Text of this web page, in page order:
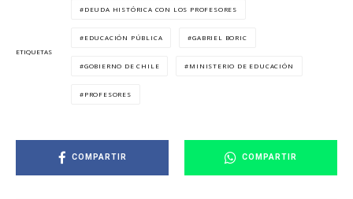
ETIQUETAS
DEUDA HISTÓRICA CON LOS PROFESORES
EDUCACIÓN PÚBLICA GABRIEL BORIC
GOBIERNO DE CHILE MINISTERIO DE EDUCACIÓN
PROFESORES
COMPARTIR COMPARTIR